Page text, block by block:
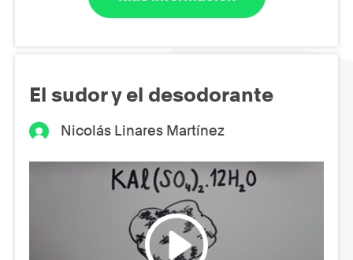
El sudor y el desodorante
Nicolás Linares Martínez